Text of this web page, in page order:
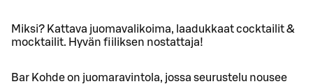
Miksi? Kattava juomavalikoima, laadukkaat cocktailit &
mocktailit. Hyvän fiiliksen nostattaja!
Bar Kohde on juomaravintola, jossa seurustelu nousee